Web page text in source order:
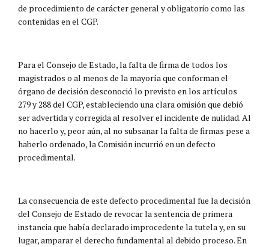
de procedimiento de carácter general y obligatorio como las
contenidas en el CGP.
Para el Consejo de Estado, la falta de firma de todos los
magistrados o al menos de la mayoría que conforman el
órgano de decisión desconoció lo previsto en los artículos
279 y 288 del CGP, estableciendo una clara omisión que debió
ser advertida y corregida al resolver el incidente de nulidad. Al
no hacerlo y, peor aún, al no subsanar la falta de firmas pese a
haberlo ordenado, la Comisión incurrió en un defecto
procedimental.
La consecuencia de este defecto procedimental fue la decisión
del Consejo de Estado de revocar la sentencia de primera
instancia que había declarado improcedente la tutela y, en su
lugar, amparar el derecho fundamental al debido proceso. En